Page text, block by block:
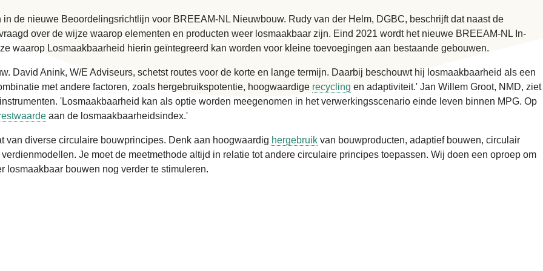
de nieuwe Beoordelingsrichtlijn voor BREEAM-NL Nieuwbouw. Rudy van der Helm, DGBC, beschrijft dat naast de
over de wijze waarop elementen en producten weer losmaakbaar zijn. Eind 2021 wordt het nieuwe BREEAM-NL In-
waarop Losmaakbaarheid hierin geïntegreerd kan worden voor kleine toevoegingen aan bestaande gebouwen.
David Anink, W/E Adviseurs, schetst routes voor de korte en lange termijn. Daarbij beschouwt hij losmaakbaarheid als een
met andere factoren, zoals hergebruikspotentie, hoogwaardige recycling en adaptiviteit.' Jan Willem Groot, NMD, ziet
'Losmaakbaarheid kan als optie worden meegenomen in het verwerkingsscenario einde leven binnen MPG. Op
aan de losmaakbaarheidsindex.'
diverse circulaire bouwprincipes. Denk aan hoogwaardig hergebruik van bouwproducten, adaptief bouwen, circulair
Je moet de meetmethode altijd in relatie tot andere circulaire principes toepassen. Wij doen een oproep om
losmaakbaar bouwen nog verder te stimuleren.